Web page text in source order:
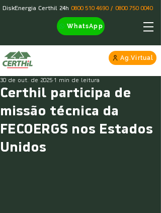
DiskEnergia Certhil 24h 0800 510 4690/ 0800 750 0040
WhatsApp
Ag.Virtual
Certhil participa de
missão técnica da
FECOERGS nos Estados
Unidos
30 de out. de 2025 1 min de leitura